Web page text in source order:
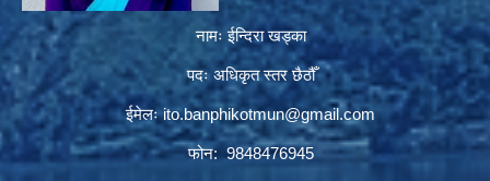
नामः ईन्दिरा खड्का
पदः अधिकृत स्तर छैठौँ
ईमेलःito.banphikotmun@gmail.com
फोन: 9848476945